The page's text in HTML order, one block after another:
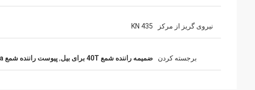
نیروی گریز از مرکز 435 KN
برجسته کردن ضمیمه راننده شمع 40T برای بیل ,پیوست راننده شمع 32Mpa برای بیل